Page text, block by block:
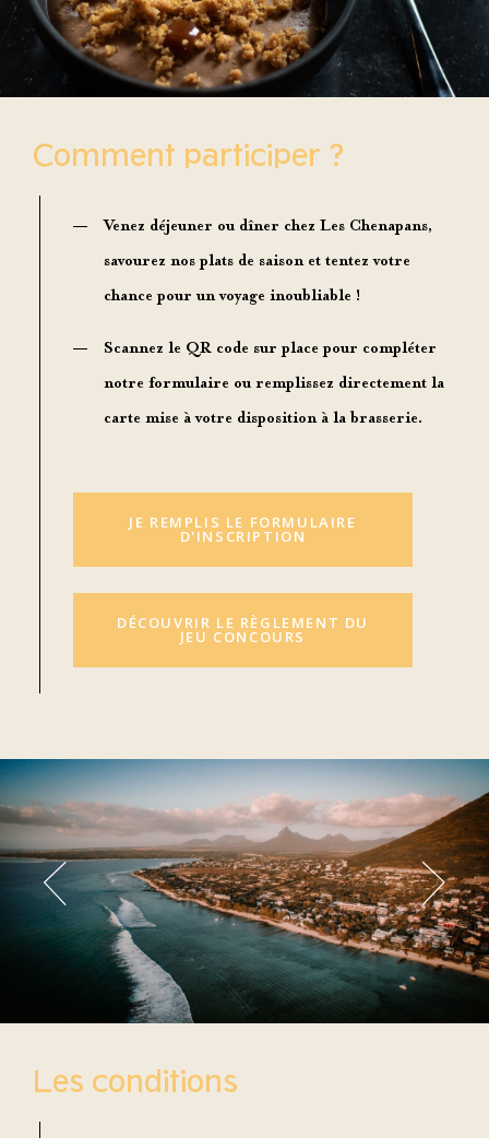
Comment participer ?
Venez déjeuner ou dîner chez Les Chenapans,
savourez nos plats de saison et tentez votre
chance pour un voyage inoubliable !
Scannez le QR code sur place pour compléter
notre formulaire ou remplissez directement la
carte mise à votre disposition à la brasserie.
JE REMPLIS LE FORMULAIRE
D'INSCRIPTION
DÉCOUVRIR LE RÈGLEMENT DU
JEU CONCOURS
Les conditions